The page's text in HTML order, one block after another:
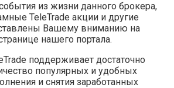
из жизни данного брокера,
TeleTrade акции и другие
Вашему вниманию на
нашего портала.
поддерживает достаточно
популярных и удобных
и снятия заработанных